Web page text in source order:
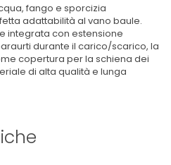
fango e sporcizia
adattabilità al vano baule.
integrata con estensione
durante il carico/scarico, la
copertura per la schiena dei
di alta qualità e lunga